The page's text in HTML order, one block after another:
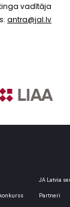
vadītāja
antra@jal.lv
JA Latvia
Partneri